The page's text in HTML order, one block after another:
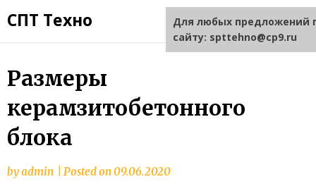
СПТ Техно
Размеры
керамзитобетонного
блока
byadmin Posted on09.06.2020
Для любых предложений
сайту: spttehno@cp9.ru